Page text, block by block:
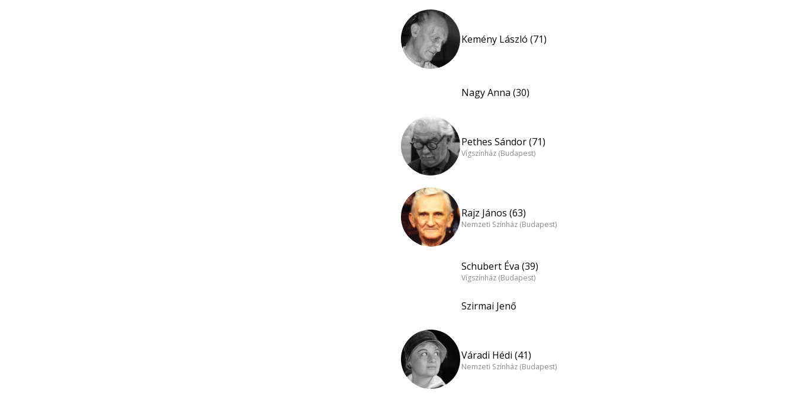
Kemény László (71)
Nagy Anna (30)
Pethes Sándor (71)
Vígszínház (Budapest)
Rajz János (63)
Nemzeti Színház (Budapest)
Schubert Éva (39)
Vígszínház (Budapest)
Szirmai Jenő
Váradi Hédi (41)
Nemzeti Színház (Budapest)